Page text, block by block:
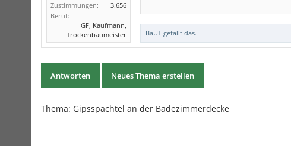
Zustimmungen:
3.656
Beruf:
GF, Kaufmann,
Trockenbaumeister
BaUT gefällt das.
Antworten Neues Thema erstellen
Thema: Gipsspachtel an der Badezimmerdecke